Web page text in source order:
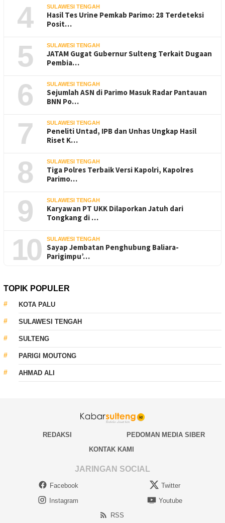
4 SULAWESI TENGAH
Hasil Tes Urine Pemkab Parimo: 28 Terdeteksi
Posit…
5 SULAWESI TENGAH
JATAM Gugat Gubernur Sulteng Terkait Dugaan
Pembia…
6 SULAWESI TENGAH
Sejumlah ASN di Parimo Masuk Radar Pantauan
BNN Po…
7 SULAWESI TENGAH
Peneliti Untad, IPB dan Unhas Ungkap Hasil
Riset K…
8 SULAWESI TENGAH
Tiga Polres Terbaik Versi Kapolri, Kapolres
Parimo…
9 SULAWESI TENGAH
Karyawan PT UKK Dilaporkan Jatuh dari
Tongkang di …
10 SULAWESI TENGAH
Sayap Jembatan Penghubung Baliara-
Parigimpu’…
TOPIK POPULER
KOTA PALU
SULAWESI TENGAH
SULTENG
PARIGI MOUTONG
AHMAD ALI
REDAKSI
PEDOMAN MEDIA SIBER
KONTAK KAMI
JARINGAN SOCIAL
Facebook
Twitter
Instagram
Youtube
RSS